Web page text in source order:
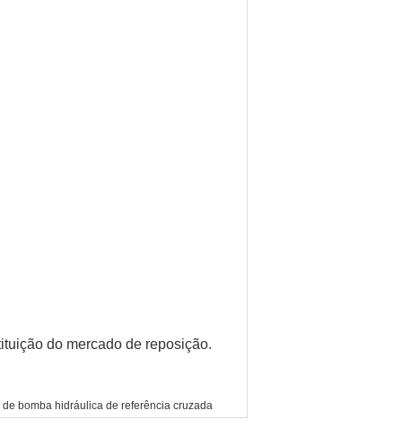
do mercado de reposição.
bomba hidráulica de referência cruzada